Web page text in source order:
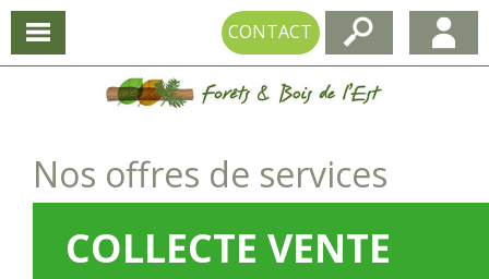
CONTACT
Nos offres de services
COLLECTE VENTE